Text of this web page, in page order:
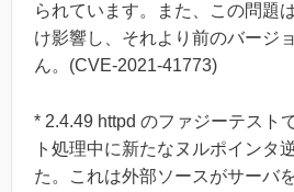
られています。また、この問題
け影響し、それより前のバージ
ん。(CVE-2021-41773)
* 2.4.49 httpd のファジーテスト
ト処理中に新たなヌルポインタ
た。これは外部ソースがサーバ